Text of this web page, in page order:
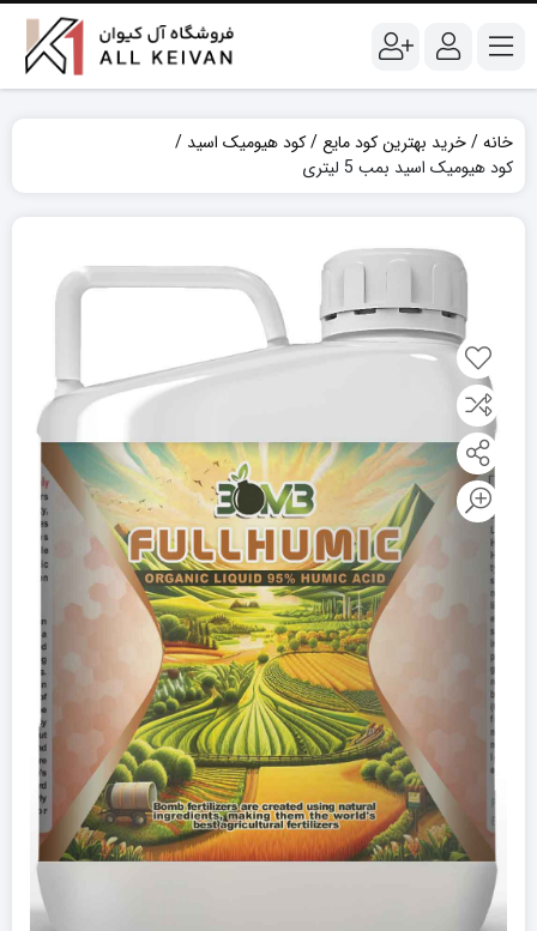
خانه خرید بهترین کود مایع
کود هیومیک اسید
کود هیومیک اسید بمب 5 لیتری